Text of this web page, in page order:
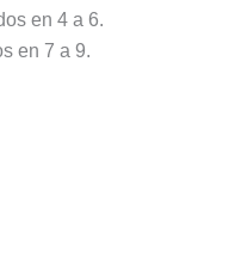
en 4 a 6.
en 7 a 9.